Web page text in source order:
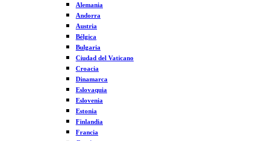
Alemania
Andorra
Austria
Bélgica
Bulgaria
Ciudad del Vaticano
Croacia
Dinamarca
Eslovaquia
Eslovenia
Estonia
Finlandia
Francia